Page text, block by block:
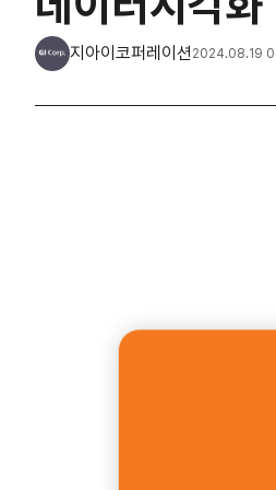
지아이코퍼레이션 2024.08.19